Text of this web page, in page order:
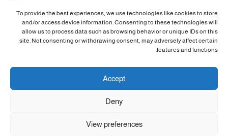
To provide the best experiences, we use technologies like cookies to store
and/or access device information. Consenting to these technologies will
allow us to process data such as browsing behavior or unique IDs on this
site. Not consenting or withdrawing consent, may adversely affect certain
features and functions.
Accept
Deny
View preferences